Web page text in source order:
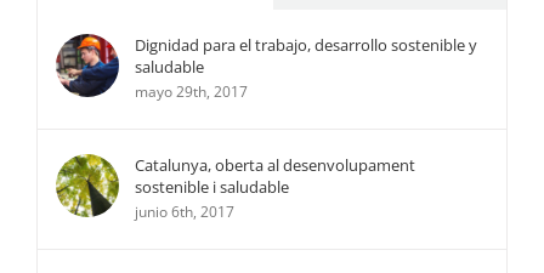
Dignidad para el trabajo, desarrollo sostenible y
saludable
mayo 29th, 2017
Catalunya, oberta al desenvolupament
sostenible i saludable
junio 6th, 2017